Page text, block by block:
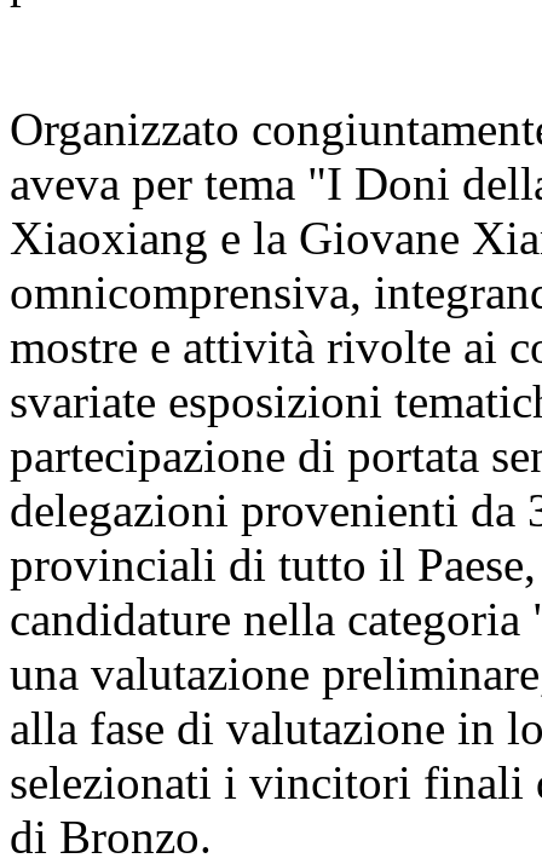
Organizzato
aveva per tema "I Doni
Xiaoxiang e la Giovane
omnicomprensiva,
mostre e attività rivolte ai
svariate esposizioni
partecipazione di portata
delegazioni provenienti da
provinciali di tutto il
candidature nella
una valutazione
alla fase di valutazione in
selezionati i vincitori finali
di Bronzo.